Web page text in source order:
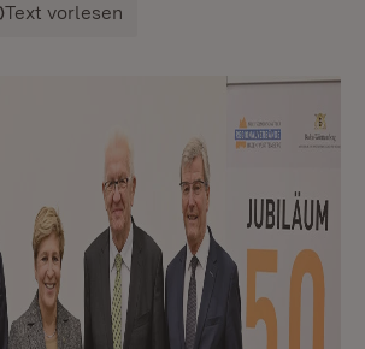
Text vorlesen